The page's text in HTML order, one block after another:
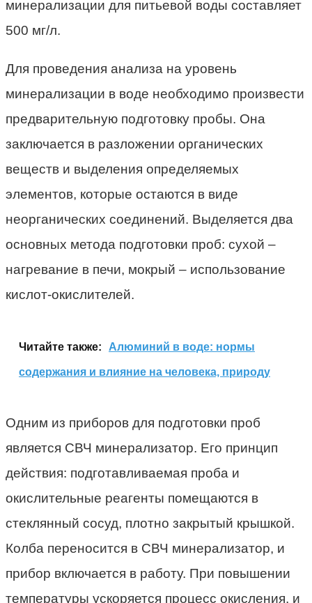
минерализации для питьевой воды составляет
500 мг/л.
Для проведения анализа на уровень
минерализации в воде необходимо произвести
предварительную подготовку пробы. Она
заключается в разложении органических
веществ и выделения определяемых
элементов, которые остаются в виде
неорганических соединений. Выделяется два
основных метода подготовки проб: сухой –
нагревание в печи, мокрый – использование
кислот-окислителей.
Читайте также: Алюминий в воде: нормы
содержания и влияние на человека, природу
Одним из приборов для подготовки проб
является СВЧ минерализатор. Его принцип
действия: подготавливаемая проба и
окислительные реагенты помещаются в
стеклянный сосуд, плотно закрытый крышкой.
Колба переносится в СВЧ минерализатор, и
прибор включается в работу. При повышении
температуры ускоряется процесс окисления, и